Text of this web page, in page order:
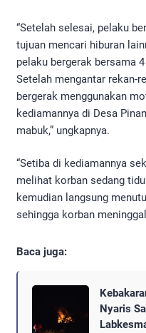
“Setelah selesai, pelaku
tujuan mencari hiburan
pelaku bergerak bersama
Setelah mengantar rekan-
bergerak menggunakan
kediamannya di Desa
mabuk,” ungkapnya.
“Setiba di kediamannya
melihat korban sedang
kemudian langsung
sehingga korban
Baca juga:
Nyaris